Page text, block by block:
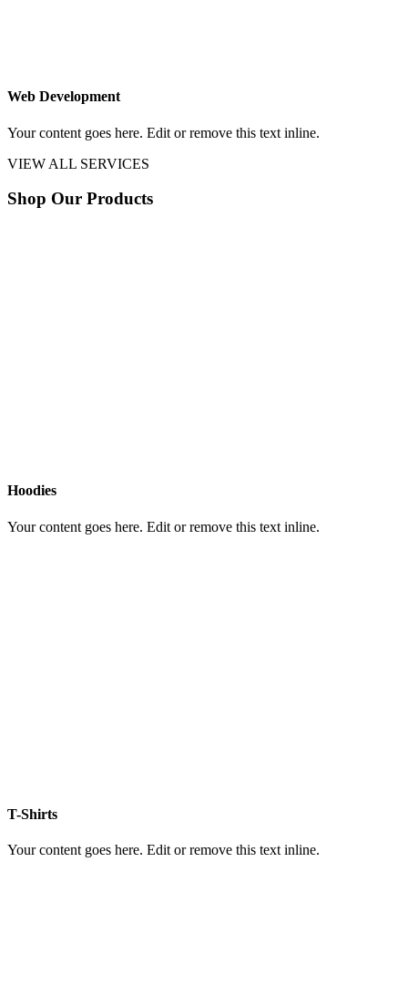
Web Development
Your content goes here. Edit or remove this text inline.
VIEW ALL SERVICES
Shop Our Products
Hoodies
Your content goes here. Edit or remove this text inline.
T-Shirts
Your content goes here. Edit or remove this text inline.